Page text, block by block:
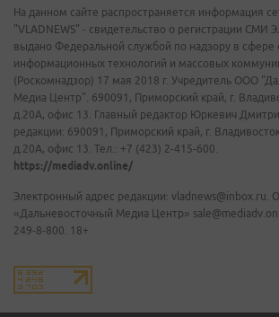
На данном сайте распространяется информация
"VLADNEWS" - свидетельство о регистрации
выдано Федеральной службой по надзору в сфере
информационных технологий и массовых
(Роскомнадзор) 17 мая 2018 г. Учредитель ООО
Медиа Центр". 690091, Приморский край, г.
д.20А, офис 13. Главный редактор Юркевич
редакции: 690091, Приморский край, г.
д.20А, офис 13. Тел.: +7 (423) 2-415-600.
https://mediadv.online/
Электронный адрес редакции: vladnews@inbox.ru.
«Дальневосточный Медиа Центр»
249-8-800. 18+